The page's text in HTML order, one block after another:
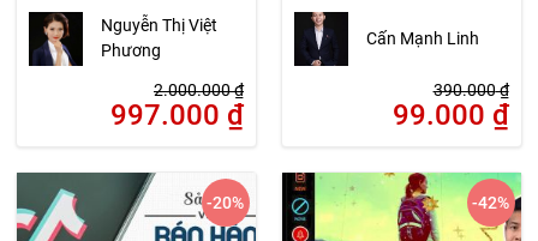
marketing tự động trên
Messenger
Nguyễn Thị Việt
Phương
2.000.000₫
997.000 ₫
trong 30 ngày với chi phí
0 đồng
Cấn Mạnh Linh
390.000₫
99.000 ₫
-20% -42%